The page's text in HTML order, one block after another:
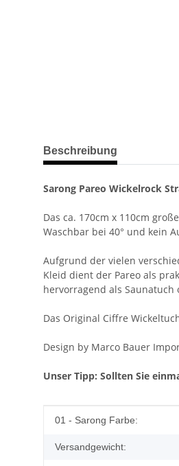
weitere Registerkarten
Beschreibung
Sarong Pareo Wickelrock
Das ca. 170cm x 110cm
Waschbar bei 40° und kein
Aufgrund der vielen
Kleid dient der Pareo als
hervorragend als Saunatuch
Das Original Ciffre
Design by Marco Bauer
Unser Tipp: Sollten Sie
Produkteigenschaft
Wert
01 - Sarong Farbe:
Versandgewicht: